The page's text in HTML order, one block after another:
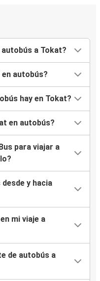
a Tokat?
autobús?
hay en Tokat?
en autobús?
para viajar a
y hacia
mi viaje a
de autobús a